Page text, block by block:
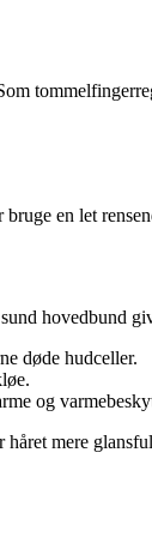
en let
hovedbund
døde hudceller.
og
håret mere